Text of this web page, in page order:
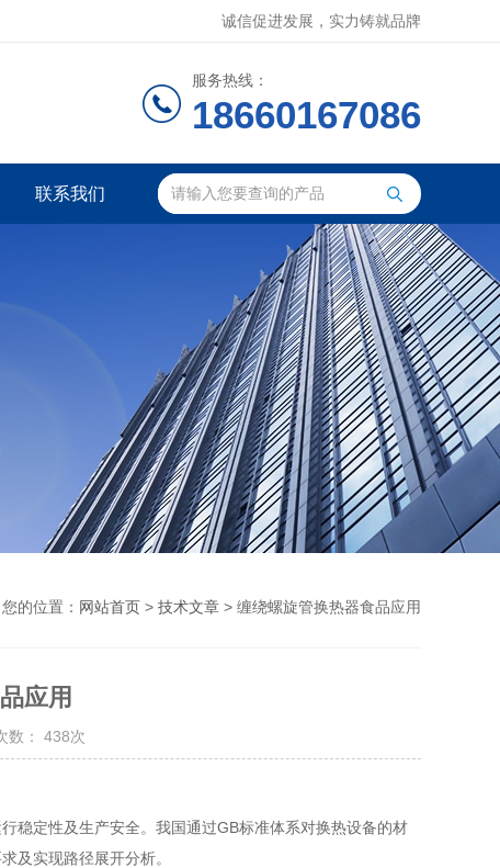
诚信促进发展，实力铸就品牌
服务热线：
18660167086
联系我们
您的位置： 网站首页 > 技术文章 > 缠绕螺旋管换热器食品应用
应用
： 438次
稳定性及生产安全。我国通过GB标准体系对换热设备的材
及实现路径展开分析。